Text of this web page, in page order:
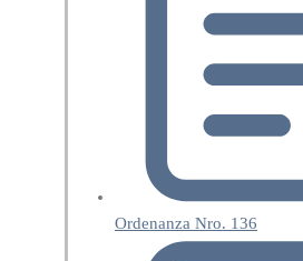
Ordenanza Nro. 136